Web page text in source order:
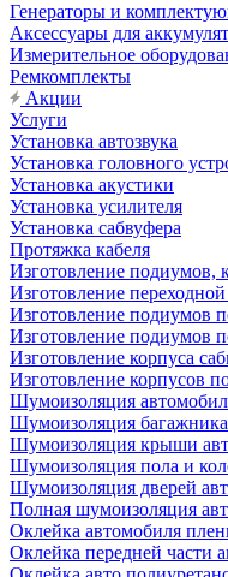
Генераторы и
Аксессуары для
Измерительное
Ремкомплекты
Акции
Услуги
Установка автозвука
Установка головного
Установка акустики
Установка усилителя
Установка сабвуфера
Протяжка кабеля
Изготовление подиумов,
Изготовление
Изготовление подиумов
Изготовление подиумов
Изготовление корпуса
Изготовление корпусов
Шумоизоляция
Шумоизоляция багажника
Шумоизоляция крыши
Шумоизоляция пола и
Шумоизоляция дверей
Полная шумоизоляция
Оклейка автомобиля
Оклейка передней части